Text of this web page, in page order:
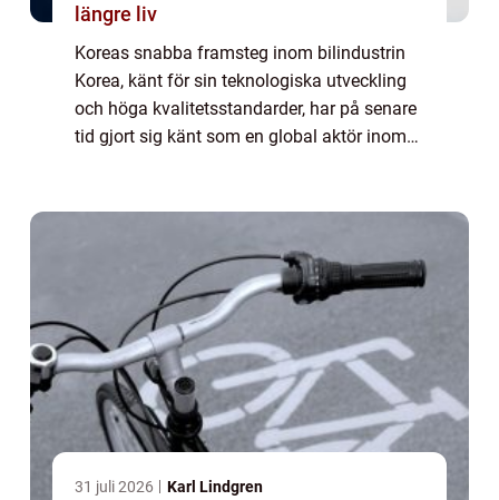
längre liv
Koreas snabba framsteg inom bilindustrin
Korea, känt för sin teknologiska utveckling
och höga kvalitetsstandarder, har på senare
tid gjort sig känt som en global aktör inom
31 juli 2026 Karl Lindgren